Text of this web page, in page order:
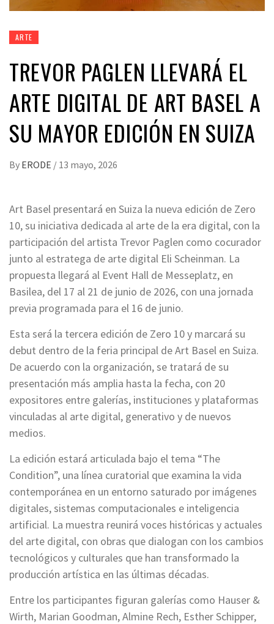
ARTE
TREVOR PAGLEN LLEVARÁ EL
ARTE DIGITAL DE ART BASEL A
SU MAYOR EDICIÓN EN SUIZA
By ERODE / 13 mayo, 2026
Art Basel presentará en Suiza la nueva edición de Zero
10, su iniciativa dedicada al arte de la era digital, con la
participación del artista Trevor Paglen como cocurador
junto al estratega de arte digital Eli Scheinman. La
propuesta llegará al Event Hall de Messeplatz, en
Basilea, del 17 al 21 de junio de 2026, con una jornada
previa programada para el 16 de junio.
Esta será la tercera edición de Zero 10 y marcará su
debut dentro de la feria principal de Art Basel en Suiza.
De acuerdo con la organización, se tratará de su
presentación más amplia hasta la fecha, con 20
expositores entre galerías, instituciones y plataformas
vinculadas al arte digital, generativo y de nuevos
medios.
La edición estará articulada bajo el tema “The
Condition”, una línea curatorial que examina la vida
contemporánea en un entorno saturado por imágenes
digitales, sistemas computacionales e inteligencia
artificial. La muestra reunirá voces históricas y actuales
del arte digital, con obras que dialogan con los cambios
tecnológicos y culturales que han transformado la
producción artística en las últimas décadas.
Entre los participantes figuran galerías como Hauser &
Wirth, Marian Goodman, Almine Rech, Esther Schipper,